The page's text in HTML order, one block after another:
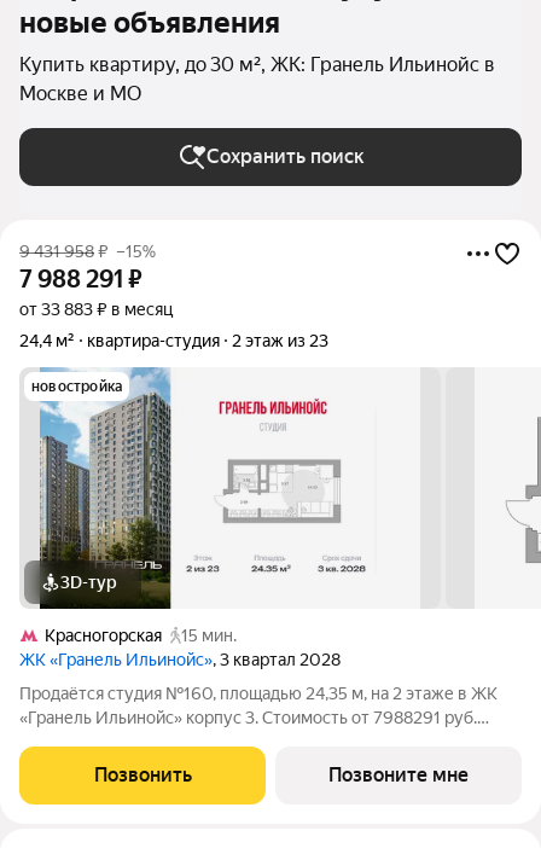
новые объявления
Купить квартиру, до 30 м², ЖК: Гранель Ильинойс в
Москве и МО
Сохранить поиск
9 431 958₽ –15%
7 988 291 ₽
от 33 883 ₽ в месяц
24,4 м²
квартира-студия 2 этаж из 23
новостройка
3D-тур
Красногорская
15 мин.
ЖК «Гранель Ильинойс», 3 квартал 2028
Продаётся студия №160, площадью 24,35 м, на 2 этаже в ЖК
«Гранель Ильинойс» корпус 3. Стоимость от 7988291 руб.
Новый уровень жизни в Красногорске. Проект впечатляет
архитектурой и удачным
Позвонить Позвоните мне